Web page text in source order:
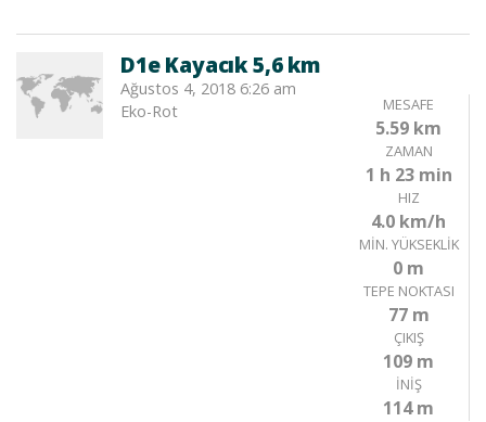
D1e Kayacık 5,6 km
MESAFE
5.59 km
ZAMAN
1 h 23 min
HIZ
4.0 km/h
MIN. YÜKSEKLIK
0 m
TEPE NOKTASI
77 m
ÇIKIŞ
109 m
İNIŞ
114 m
Ağustos 4, 2018 6:26 am
Eko-Rot